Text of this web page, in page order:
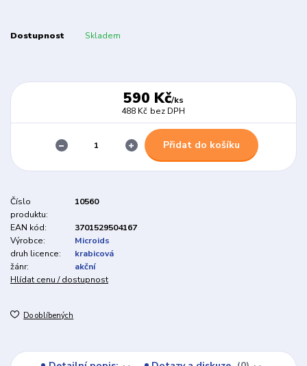
Dostupnost Skladem
590 Kč/ks
488 Kč bez DPH
Přidat do košíku
Číslo
produktu:
10560
EAN kód:
3701529504167
Výrobce:
Microids
druh licence:
krabicová
žánr:
akční
Hlídat cenu / dostupnost
Do oblíbených